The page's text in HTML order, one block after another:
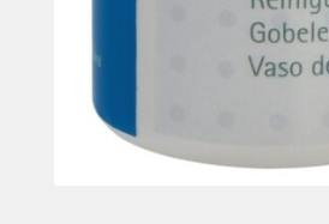
Nyheter
Integritetspolicy